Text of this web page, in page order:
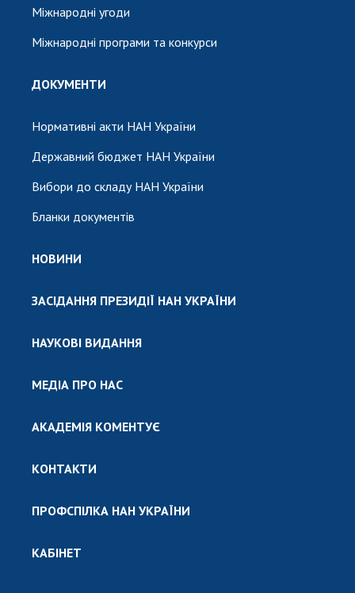
Міжнародні угоди
Міжнародні програми та конкурси
ДОКУМЕНТИ
Нормативні акти НАН України
Державний бюджет НАН України
Вибори до складу НАН України
Бланки документів
НОВИНИ
ЗАСІДАННЯ ПРЕЗИДІЇ НАН УКРАЇНИ
НАУКОВІ ВИДАННЯ
МЕДІА ПРО НАС
АКАДЕМІЯ КОМЕНТУЄ
КОНТАКТИ
ПРОФСПІЛКА НАН УКРАЇНИ
КАБІНЕТ